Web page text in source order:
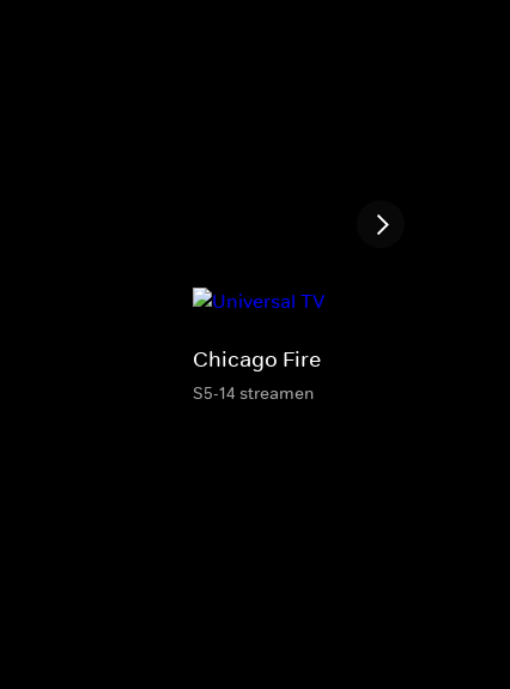
Chicago Fire
S5-14 streamen